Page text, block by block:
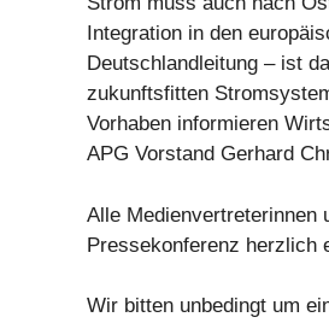
Integration in den
Deutschlandleitung – ist
zukunftsfitten
Vorhaben informieren
APG Vorstand Gerhard
Alle Medienvertreterinnen
Pressekonferenz herzlich
Wir bitten unbedingt um